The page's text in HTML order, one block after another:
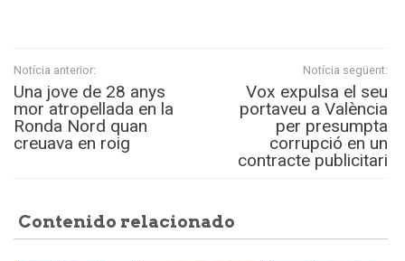
Notícia anterior:
Una jove de 28 anys
mor atropellada en la
Ronda Nord quan
creuava en roig
Notícia següent:
Vox expulsa el seu
portaveu a València
per presumpta
corrupció en un
contracte publicitari
Contenido relacionado